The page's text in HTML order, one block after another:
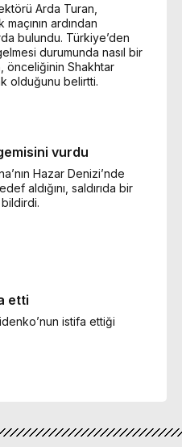
Arda Turan,
ardından
bulundu. Türkiye’den
durumunda nasıl bir
önceliğinin Shakhtar
olduğunu belirtti.
vurdu
Hazar Denizi’nde
aldığını, saldırıda bir
etti
istifa ettiği